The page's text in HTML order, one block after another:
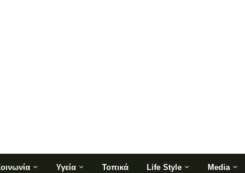
Υγεία Τοπικά Life Style Media